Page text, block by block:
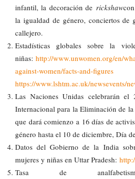
infantil, la decoración de rickshaw
la igualdad de género, conciertos de
callejero.
Estadísticas globales sobre la
niñas: http://www.unwomen.org/en/
against-women/facts-and-figures
https://www.lshtm.ac.uk/newsevents/
Las Naciones Unidas celebrarán
Internacional para la Eliminación de
que dará comienzo a 16 días de
género hasta el 10 de diciembre, Día
Datos del Gobierno de la India
mujeres y niñas en Uttar Pradesh:
Tasa de